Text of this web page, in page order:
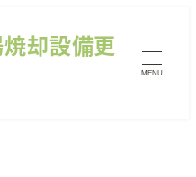
却設備更
MENU